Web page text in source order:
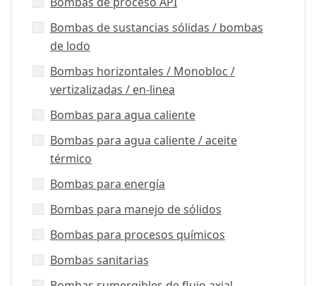
Bombas de sustancias sólidas / bombas
de lodo
Bombas horizontales / Monobloc /
vertizalizadas / en-linea
Bombas para agua caliente
Bombas para agua caliente / aceite
térmico
Bombas para energía
Bombas para manejo de sólidos
Bombas para procesos químicos
Bombas sanitarias